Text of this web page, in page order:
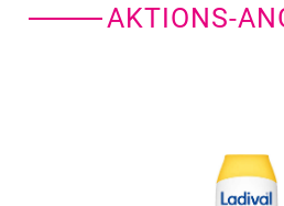
AKTIONS-